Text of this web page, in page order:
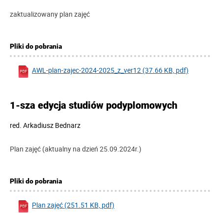
zaktualizowany plan zajęć
Pliki do pobrania
AWL-plan-zajec-2024-2025_z_ver12 (37.66 KB, pdf)
1-sza edycja studiów podyplomowych
red. Arkadiusz Bednarz
Plan zajęć (aktualny na dzień 25.09.2024r.)
Pliki do pobrania
Plan zajęć (251.51 KB, pdf)